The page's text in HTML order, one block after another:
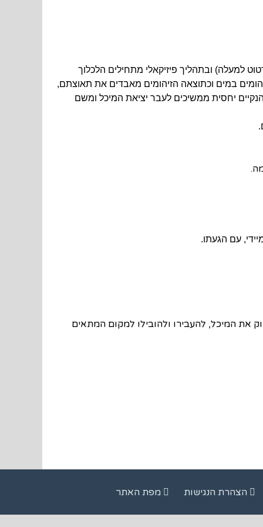
למעלה) ובתהליך פיזיקאלי מתחילים הלכלוך
במים וכתוצאה הזיהומים מאבדים את תאוצתם,
יחסית ממשיכים לעבר יציאת המיכל ומשם
עם הגעתו.
את המיכל, להעבירו ולהובילו למקום המתאים
הצהרת הנגישות מפת האתר